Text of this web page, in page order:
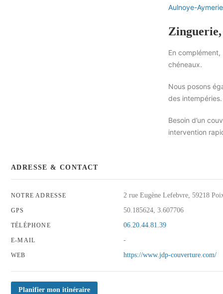
Aulnoye-
Zinguerie,
En
chéneaux.
Nous posons
des intempéries.
Besoin d’un
intervention
ADRESSE & CONTACT
NOTRE ADRESSE 2 rue Eugène Lefebvre, 59218
GPS 50.185624, 3.607706
TÉLÉPHONE 06.20.44.81.39
E-MAIL -
WEB https://www.jdp-couverture.com/
Planifier mon itinéraire